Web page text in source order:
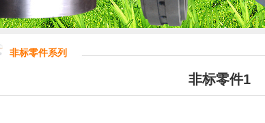
非标零件系列
非标零件1